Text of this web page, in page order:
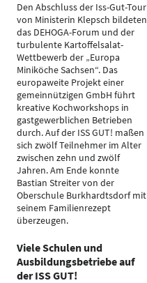
Den Abschluss der Iss-Gut-Tour
von Ministerin Klepsch bildeten
das DEHOGA-Forum und der
turbulente Kartoffelsalat-
Wettbewerb der „Europa
Miniköche Sachsen“. Das
europaweite Projekt einer
gemeinnützigen GmbH führt
kreative Kochworkshops in
gastgewerblichen Betrieben
durch. Auf der ISS GUT! maßen
sich zwölf Teilnehmer im Alter
zwischen zehn und zwölf
Jahren. Am Ende konnte
Bastian Streiter von der
Oberschule Burkhardtsdorf mit
seinem Familienrezept
überzeugen.
Viele Schulen und
Ausbildungsbetriebe auf
der ISS GUT!